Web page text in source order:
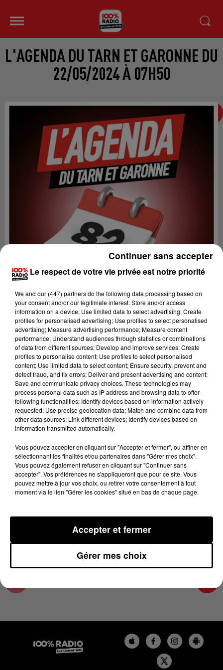
L'AGENDA DU TARN ET GARONNE DU
22/05/2024 À 07H50
Lecture (1 min 14 sec)
100%
100% Radio l'agenda du Tarn et Garonne
22 mai 2024 - 1 min 14 sec
L'AGENDA DU TARN ET GARONNE DU
22/05/2024 À 07H50
L'agenda du Tarn et Garonne
Le respect de votre vie privée est notre priorité
We and our (447) partnersdo the following data processing based on
your consent and/or our legitimate interest: Store and/or access
information on a device; Use limited data to select advertising; Create
profiles for personalised advertising; Use profiles to select personalised
advertising; Measure advertising performance; Measure content
performance; Understand audiences through statistics or combinations
of data from different sources; Develop and improve services; Create
profiles to personalise content; Use profiles to select personalised
content; Use limited data to select content; Ensure security, prevent and
detect fraud, and fix errors; Deliver and present advertising and content;
Save and communicate privacy choices. These technologies may
process personal data such as IP address and browsing data to offer
following functionalities: Identify devices based on information actively
requested; Use precise geolocation data; Match and combine data from
other data sources; Link different devices; Identify devices based on
information transmitted automatically.
Vous pouvez accepter en cliquant sur "Accepter et fermer", ou affiner en
sélectionnant les finalités et/ou partenaires dans "Gérer mes choix".
Vous pouvez également refuser en cliquant sur "Continuer sans
accepter". Vos préférences ne s'appliqueront que pour ce site. Vous
pouvez mettre à jour vos choix, ou retirer votre consentement à tout
moment via le lien "Gérer les cookies" situé en bas de chaque page.
Gérer mes choix
Accepter et fermer
Continuer sans accepter